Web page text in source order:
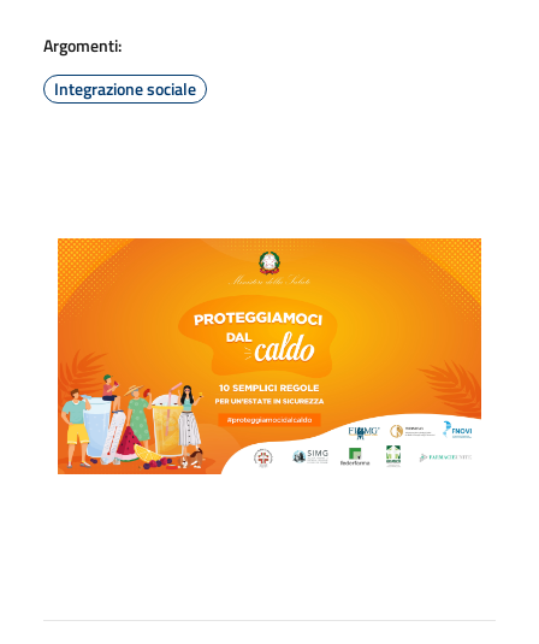
Argomenti:
Integrazione sociale